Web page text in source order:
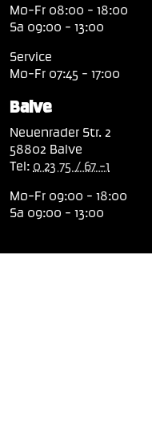
Mo-Fr 08:00 - 18:00
Sa 09:00 - 13:00
Service
Mo-Fr 07:45 - 17:00
Balve
Neuenrader Str. 2
58802 Balve
Tel: 0 23 75 / 67 -1
Mo-Fr 09:00 - 18:00
Sa 09:00 - 13:00